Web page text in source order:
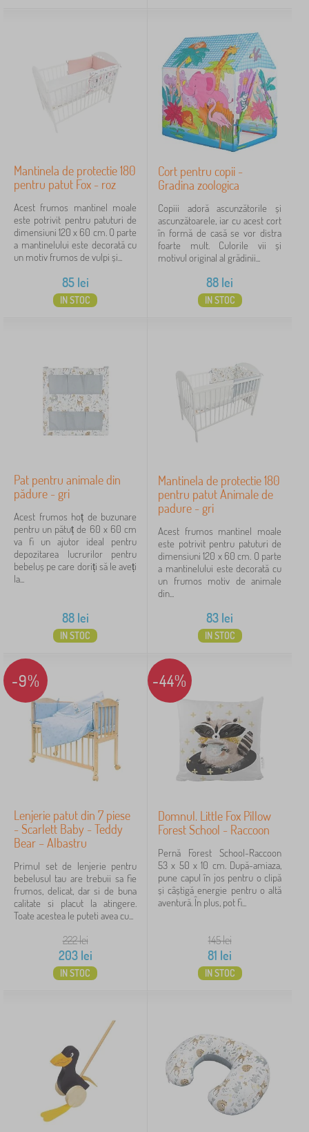
Mantinela de protectie 180
pentru patut Fox - roz
Acest frumos mantinel moale
este potrivit pentru patuturi de
dimensiuni 120 x 60 cm. O parte
a mantinelului este decorată cu
un motiv frumos de vulpi și...
85lei
IN STOC
Cort pentru copii -
Gradina zoologica
Copiii adoră ascunzătorile și
ascunzătoarele, iar cu acest cort
în formă de casă se vor distra
foarte mult. Culorile vii și
motivul original al grădinii...
88 lei
IN STOC
Pat pentru animale din
pădure - gri
Acest frumos hoț de buzunare
pentru un pătuț de 60 x 60 cm
va fi un ajutor ideal pentru
depozitarea lucrurilor pentru
bebeluș pe care doriți să le aveți
la...
88lei
IN STOC
Mantinela de protectie 180
pentru patut Animale de
padure - gri
Acest frumos mantinel moale
este potrivit pentru patuturi de
dimensiuni 120 x 60 cm. O parte
a mantinelului este decorată cu
un frumos motiv de animale
din...
83 lei
IN STOC
-9%
Lenjerie patut din 7 piese
- Scarlett Baby - Teddy
Bear – Albastru
Primul set de lenjerie pentru
bebelusul tau are trebuii sa fie
frumos, delicat, dar si de buna
calitate si placut la atingere.
Toate acestea le puteti avea cu...
222lei
203lei
IN STOC
-44%
Domnul. Little Fox Pillow
Forest School - Raccoon
Pernă Forest School-Raccoon
53 x 50 x 10 cm. După-amiaza,
pune capul în jos pentru o clipă
și câștigă energie pentru o altă
aventură. În plus, pot fi...
145lei
81 lei
IN STOC